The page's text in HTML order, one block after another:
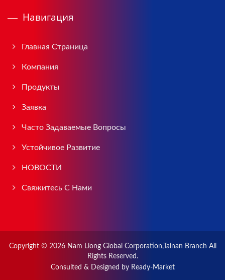
Навигация
Главная Страница
Компания
Продукты
Заявка
Часто Задаваемые Вопросы
Устойчивое Развитие
НОВОСТИ
Свяжитесь С Нами
Copyright © 2026 Nam Liong Global Corporation,Tainan Branch All
Rights Reserved.
Consulted & Designed by Ready-Market